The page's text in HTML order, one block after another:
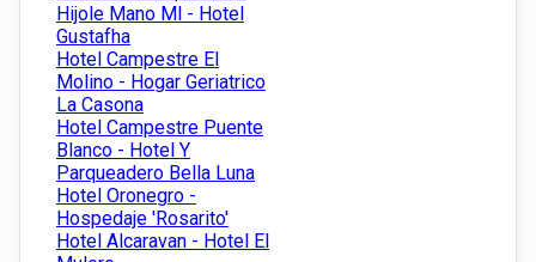
Hijole Mano Ml - Hotel
Gustafha
Hotel Campestre El
Molino - Hogar Geriatrico
La Casona
Hotel Campestre Puente
Blanco - Hotel Y
Parqueadero Bella Luna
Hotel Oronegro -
Hospedaje 'Rosarito'
Hotel Alcaravan - Hotel El